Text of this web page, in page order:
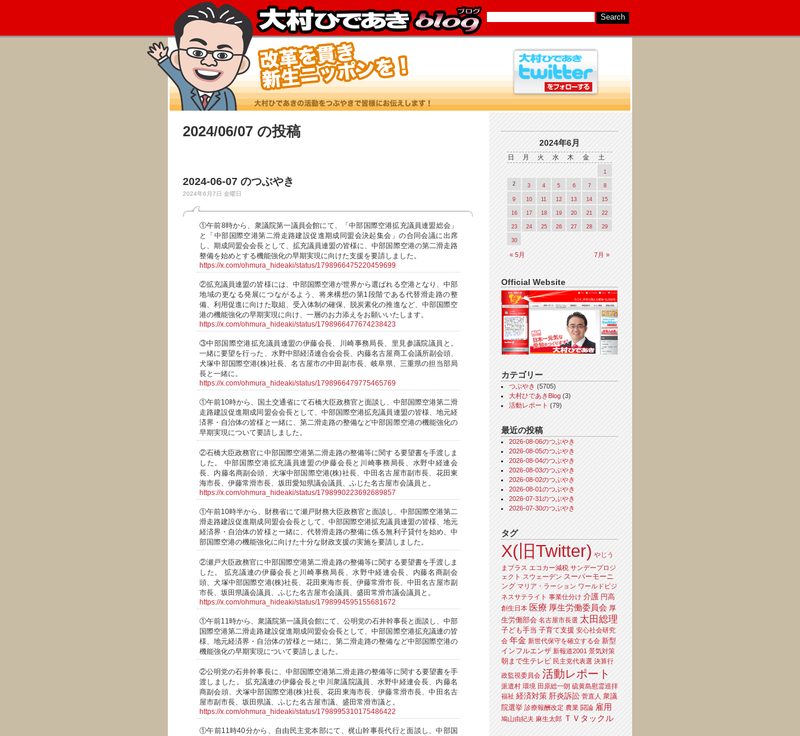
2024/06/07 の投稿
2024-06-07 のつぶやき
2024年6月7日 金曜日
①午前8時から、衆議院第一議員会館にて、「中部国際空港拡充議員連盟総会」
と「中部国際空港第二滑走路建設促進期成同盟会決起集会」の合同会議に出席
し、期成同盟会会長として、拡充議員連盟の皆様に、中部国際空港の第二滑走路
整備を始めとする機能強化の早期実現に向けた支援を要請しました。
https://x.com/ohmura_hideaki/status/1798966475220459699
②拡充議員連盟の皆様には、中部国際空港が世界から選ばれる空港となり、中部
地域の更なる発展につながるよう、将来構想の第1段階である代替滑走路の整
備、利用促進に向けた取組、受入体制の確保、脱炭素化の推進など、中部国際空
港の機能強化の早期実現に向け、一層のお力添えをお願いいたします。
https://x.com/ohmura_hideaki/status/1798966477674238423
③中部国際空港拡充議員連盟の伊藤会長、川崎事務局長、里見参議院議員と。
一緒に要望を行った、水野中部経済連合会会長、内藤名古屋商工会議所副会頭、
犬塚中部国際空港(株)社長、名古屋市の中田副市長、岐阜県、三重県の担当部局
長と一緒に。
https://x.com/ohmura_hideaki/status/1798966479775465769
①午前10時から、国土交通省にて石橋大臣政務官と面談し、中部国際空港第二滑
走路建設促進期成同盟会会長として、中部国際空港拡充議員連盟の皆様、地元経
済界・自治体の皆様と一緒に、第二滑走路の整備など中部国際空港の機能強化の
早期実現について要請しました。
②石橋大臣政務官に中部国際空港第二滑走路の整備等に関する要望書を手渡しま
した。 中部国際空港拡充議員連盟の伊藤会長と川崎事務局長、水野中経連会
長、内藤名商副会頭、犬塚中部国際空港(株)社長、中田名古屋市副市長、花田東
海市長、伊藤常滑市長、坂田愛知県議会議員、ふじた名古屋市会議員と。
https://x.com/ohmura_hideaki/status/1798990223692689857
①午前10時半から、財務省にて瀬戸財務大臣政務官と面談し、中部国際空港第二
滑走路建設促進期成同盟会会長として、中部国際空港拡充議員連盟の皆様、地元
経済界・自治体の皆様と一緒に、代替滑走路の整備に係る無利子貸付を始め、中
部国際空港の機能強化に向けた十分な財政支援の実施を要請しました。
②瀬戸大臣政務官に中部国際空港第二滑走路の整備等に関する要望書を手渡しま
した。 拡充議連の伊藤会長と川崎事務局長、水野中経連会長、内藤名商副会
頭、犬塚中部国際空港(株)社長、花田東海市長、伊藤常滑市長、中田名古屋市副
市長、坂田県議会議員、ふじた名古屋市会議員、盛田常滑市議会議員と。
https://x.com/ohmura_hideaki/status/1798994595155681672
①午前11時から、衆議院第一議員会館にて、公明党の石井幹事長と面談し、中部
国際空港第二滑走路建設促進期成同盟会会長として、中部国際空港拡充議連の皆
様、地元経済界・自治体の皆様と一緒に、第二滑走路の整備など中部国際空港の
機能強化の早期実現について要請しました。
②公明党の石井幹事長に、中部国際空港第二滑走路の整備等に関する要望書を手
渡しました。 拡充議連の伊藤会長と中川衆議院議員、水野中経連会長、内藤名
商副会頭、犬塚中部国際空港(株)社長、花田東海市長、伊藤常滑市長、中田名古
屋市副市長、坂田県議、ふじた名古屋市議、盛田常滑市議と。
https://x.com/ohmura_hideaki/status/1798995310175486422
①午前11時40分から、自由民主党本部にて、梶山幹事長代行と面談し、中部国
2024年6月
日 月 火 水 木 金 土
« 5月 7月 »
1
2
3 4 5 6 7 8
9 10 11 12 13 14 15
16 17 18 19 20 21 22
23 24 25 26 27 28 29
30
Official Website
カテゴリー
つぶやき (5705)
大村ひであきBlog (3)
活動レポート (79)
最近の投稿
2026-08-06のつぶやき
2026-08-05のつぶやき
2026-08-04のつぶやき
2026-08-03のつぶやき
2026-08-02のつぶやき
2026-08-01のつぶやき
2026-07-31のつぶやき
2026-07-30のつぶやき
タグ
X(旧Twitter) やじう
まプラス エコカー減税 サンデープロジ
ェクト スウェーデン スーパーモーニ
ング マリア・ラーション ワールドビジ
ネスサテライト 事業仕分け 介護 円高
創生日本 医療 厚生労働委員会 厚
生労働部会 名古屋市長選 太田総理
子ども手当 子育て支援 安心社会研究
会 年金 新世代保守を確立する会 新型
インフルエンザ 新報道2001 景気対策
朝まで生テレビ 民主党代表選 決算行
政監視委員会 活動レポート
派遣村 環境 田原総一朗 硫黄島慰霊巡拝
福祉 経済対策 肝炎訴訟 菅直人 衆議
院選挙 診療報酬改定 農業 闘論 雇用
鳩山由紀夫 麻生太郎 ＴＶタックル